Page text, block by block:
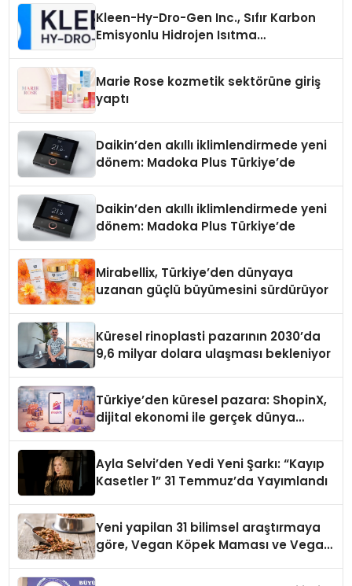
Kleen-Hy-Dro-Gen Inc., Sıfır Karbon
Emisyonlu Hidrojen Isıtma
Marie Rose kozmetik sektörüne giriş
yaptı
Daikin’den akıllı iklimlendirmede yeni
dönem: Madoka Plus Türkiye’de
Daikin’den akıllı iklimlendirmede yeni
dönem: Madoka Plus Türkiye’de
Mirabellix, Türkiye’den dünyaya
uzanan güçlü büyümesini sürdürüyor
Küresel rinoplasti pazarının 2030’da
9,6 milyar dolara ulaşması bekleniyor
Türkiye’den küresel pazara: ShopinX,
dijital ekonomi ile gerçek dünya
Ayla Selvi’den Yedi Yeni Şarkı: “Kayıp
Kasetler 1” 31 Temmuz’da Yayımlandı
Yeni yapilan 31 bilimsel araştırmaya
göre, Vegan Köpek Maması ve Vegan